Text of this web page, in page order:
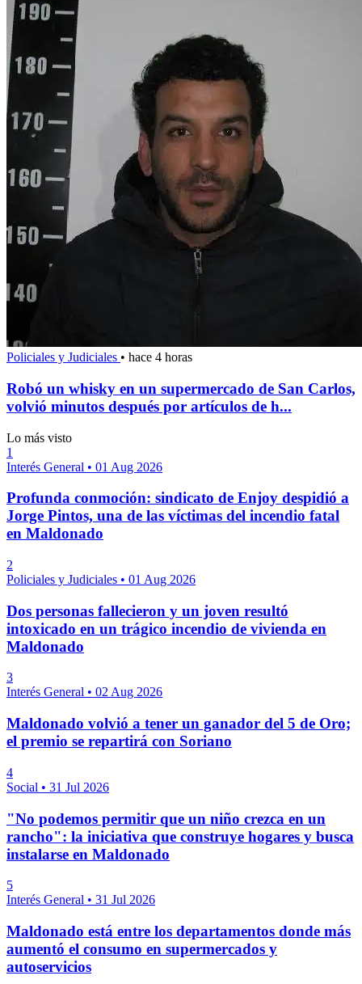
Policiales y Judiciales • hace 4 horas
Robó un whisky en un supermercado de San Carlos,
volvió minutos después por artículos de h...
Lo más visto
1
Interés General • 01 Aug 2026
Profunda conmoción: sindicato de Enjoy despidió a
Jorge Pintos, una de las víctimas del incendio fatal
en Maldonado
2
Policiales y Judiciales • 01 Aug 2026
Dos personas fallecieron y un joven resultó
intoxicado en un trágico incendio de vivienda en
Maldonado
3
Interés General • 02 Aug 2026
Maldonado volvió a tener un ganador del 5 de Oro;
el premio se repartirá con Soriano
4
Social • 31 Jul 2026
"No podemos permitir que un niño crezca en un
rancho": la iniciativa que construye hogares y busca
instalarse en Maldonado
5
Interés General • 31 Jul 2026
Maldonado está entre los departamentos donde más
aumentó el consumo en supermercados y
autoservicios